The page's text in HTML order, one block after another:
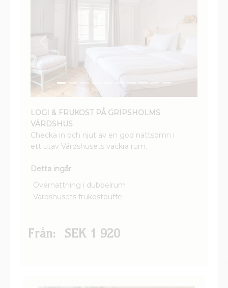
Previous
LOGI & FRUKOST PÅ GRIPSHOLMS
VÄRDSHUS
Checka in och njut av en god nattsömn i
Detta ingår
Övernattning i dubbelrum